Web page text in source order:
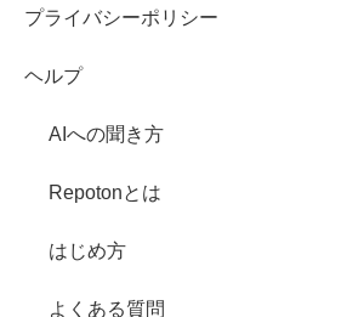
プライバシーポリシー
ヘルプ
AIへの聞き方
Repotonとは
はじめ方
よくある質問